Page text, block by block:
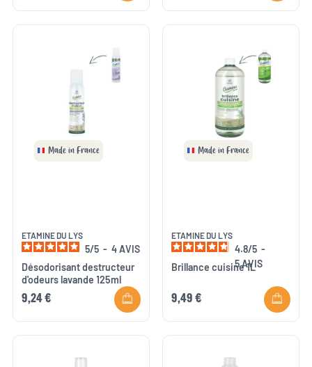
Made in France
ETAMINE DU LYS
5/5 - 4AVIS
Désodorisant destructeur
d'odeurs lavande 125ml
9,24 €
Made in France
ETAMINE DU LYS
4.8/5 -
5AVIS
Brillance cuisine 1L
9,49 €